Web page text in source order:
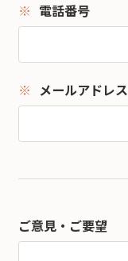
電話番号
メールアドレス
ご意見・ご要望